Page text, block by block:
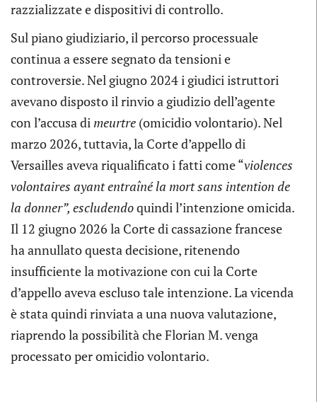
razzializzate e dispositivi di controllo.
Sul piano giudiziario, il percorso processuale
continua a essere segnato da tensioni e
controversie. Nel giugno 2024 i giudici istruttori
avevano disposto il rinvio a giudizio dell’agente
con l’accusa dimeurtre (omicidio volontario). Nel
marzo 2026, tuttavia, la Corte d’appello di
Versailles aveva riqualificato i fatti come “violences
volontaires ayant entraîné la mort sans intention de
la donner”, escludendoquindi l’intenzione omicida.
Il 12 giugno 2026 la Corte di cassazione francese
ha annullato questa decisione, ritenendo
insufficiente la motivazione con cui la Corte
d’appello aveva escluso tale intenzione. La vicenda
è stata quindi rinviata a una nuova valutazione,
riaprendo la possibilità che Florian M. venga
processato per omicidio volontario.